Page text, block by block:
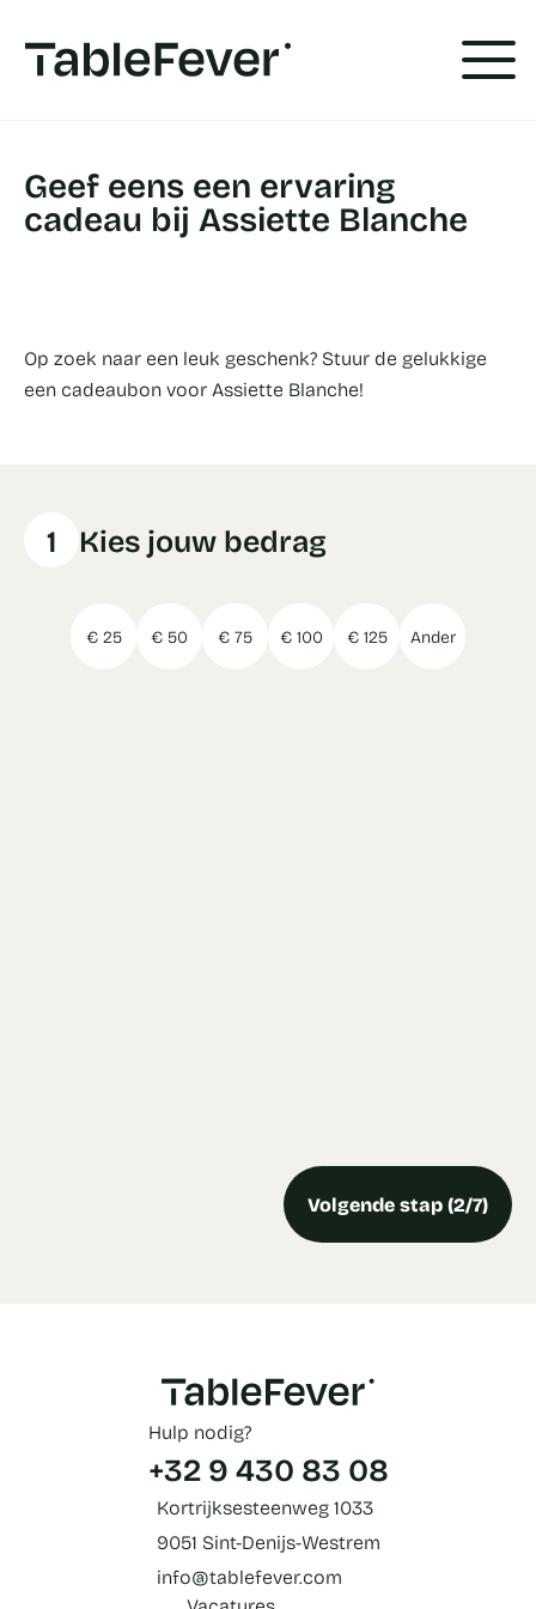
Geef eens een ervaring
cadeau bij Assiette Blanche
Op zoek naar een leuk geschenk? Stuur de gelukkige
een cadeaubon voor Assiette Blanche!
1 Kies jouw bedrag
€ 25 € 50 € 75 € 100 € 125 Ander
Volgende stap (2/7)
Hulp nodig?
+32 9 430 83 08
Kortrijksesteenweg 1033
9051 Sint-Denijs-Westrem
info@tablefever.com